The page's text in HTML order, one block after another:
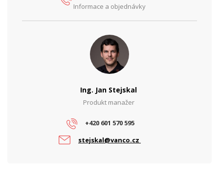
Informace a objednávky
Ing. Jan Stejskal
Produkt manažer
+420 601 570 595
stejskal@vanco.cz